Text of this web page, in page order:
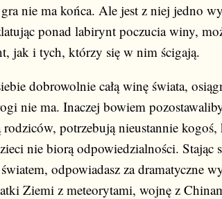
nie ma końca. Ale jest z niej jedno
ponad labirynt poczucia winy,
jak i tych, którzy się w nim ścigają.
dobrowolnie całą winę świata,
nie ma. Inaczej bowiem
rodziców, potrzebują nieustannie
nie biorą odpowiedzialności. Stając
odpowiadasz za dramatyczne
Ziemi z meteorytami, wojnę z